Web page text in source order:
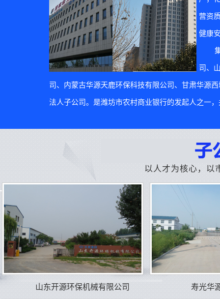
营资
健康
集团
司、
司、内蒙古华源天鹿环保科技有限公司、甘肃华源
法人子公司。是潍坊市农村商业银行的发起人之一
以人才为核心，以
山东开源环保机械有限公司 寿光华